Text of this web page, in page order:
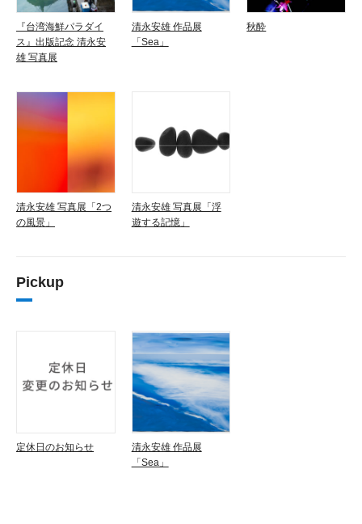
『台湾海鮮パラダイ
ス』出版記念 清永安
雄 写真展
清永安雄 作品展
「Sea」
秋酔
清永安雄 写真展「2つ
の風景」
清永安雄 写真展「浮
遊する記憶」
Pickup
定休日のお知らせ
清永安雄 作品展
「Sea」